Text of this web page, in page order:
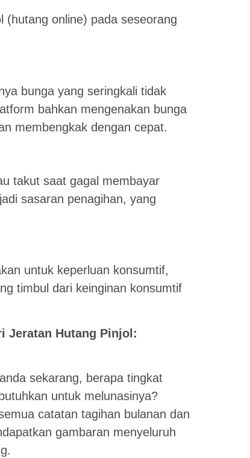
(hutang online) pada seseorang
bunga yang seringkali tidak
bahkan mengenakan bunga
membengkak dengan cepat.
takut saat gagal membayar
sasaran penagihan, yang
untuk keperluan konsumtif,
timbul dari keinginan konsumtif
Jeratan Hutang Pinjol:
sekarang, berapa tingkat
untuk melunasinya?
catatan tagihan bulanan dan
gambaran menyeluruh